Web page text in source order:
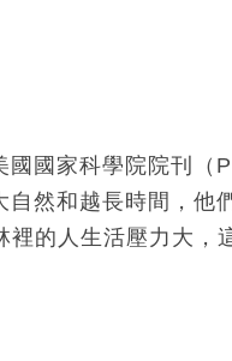
國家科學院院刊（
然和越長時間，他
的人生活壓力大，